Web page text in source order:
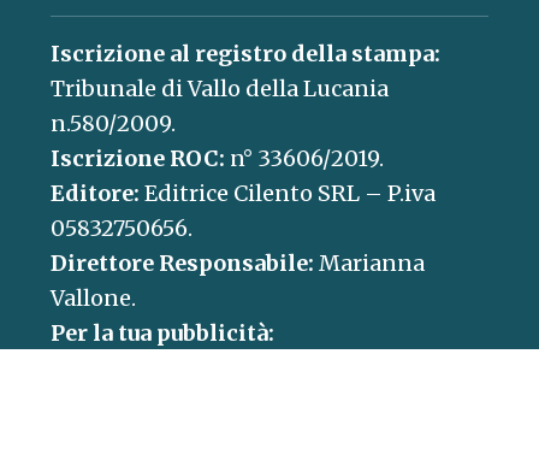
Iscrizione al registro della stampa:
Tribunale di Vallo della Lucania
n.580/2009.
Iscrizione ROC: n° 33606/2019.
Editore: Editrice Cilento SRL – P.iva
05832750656.
Direttore Responsabile: Marianna
Vallone.
Per la tua pubblicità: